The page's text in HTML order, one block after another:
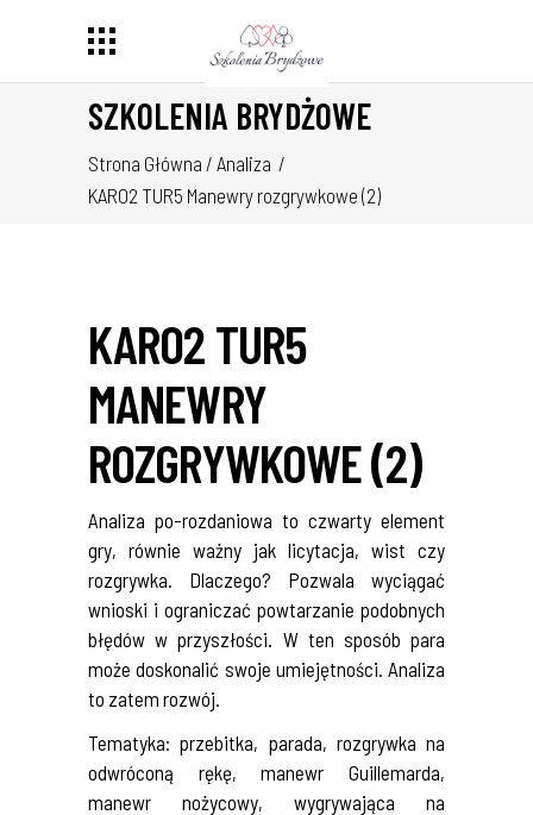
SZKOLENIA BRYDŻOWE
Strona Główna / Analiza /
KARO2 TUR5 Manewry rozgrywkowe (2)
KARO2 TUR5
MANEWRY
ROZGRYWKOWE (2)
Analiza po-rozdaniowa to czwarty element
gry, równie ważny jak licytacja, wist czy
rozgrywka. Dlaczego? Pozwala wyciągać
wnioski i ograniczać powtarzanie podobnych
błędów w przyszłości. W ten sposób para
może doskonalić swoje umiejętności. Analiza
to zatem rozwój.
Tematyka: przebitka, parada, rozgrywka na
odwróconą rękę, manewr Guillemarda,
manewr nożycowy, wygrywająca na